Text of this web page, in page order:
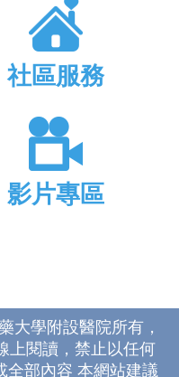
社區服務
影片專區
大學附設醫院所有，
上閱讀，禁止以任何
全部內容 本網站建議